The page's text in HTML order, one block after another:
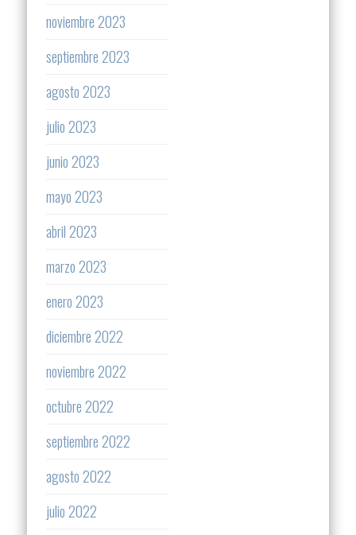
noviembre 2023
septiembre 2023
agosto 2023
julio 2023
junio 2023
mayo 2023
abril 2023
marzo 2023
enero 2023
diciembre 2022
noviembre 2022
octubre 2022
septiembre 2022
agosto 2022
julio 2022